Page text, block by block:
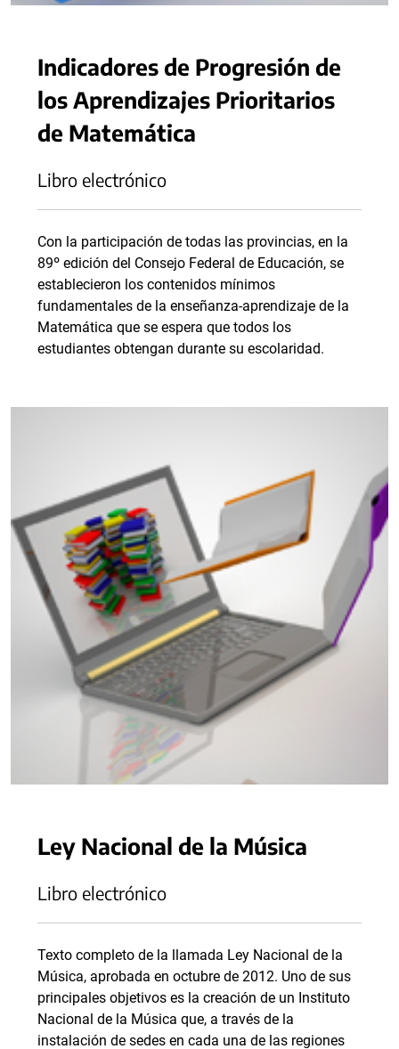
Indicadores de Progresión de
los Aprendizajes Prioritarios
de Matemática
Libro electrónico
Con la participación de todas las provincias, en la
89º edición del Consejo Federal de Educación, se
establecieron los contenidos mínimos
fundamentales de la enseñanza-aprendizaje de la
Matemática que se espera que todos los
estudiantes obtengan durante su escolaridad.
Ley Nacional de la Música
Libro electrónico
Texto completo de la llamada Ley Nacional de la
Música, aprobada en octubre de 2012. Uno de sus
principales objetivos es la creación de un Instituto
Nacional de la Música que, a través de la
instalación de sedes en cada una de las regiones